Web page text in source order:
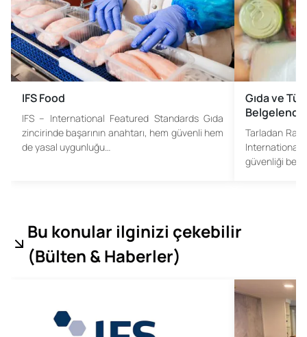
IFS Food
IFS – International Featured Standards Gıda
zincirinde başarının anahtarı, hem güvenli hem
de yasal uygunluğu…
Gıda ve
Tarladan
güvenliği
Bu konular ilginizi çekebilir
(Bülten & Haberler)